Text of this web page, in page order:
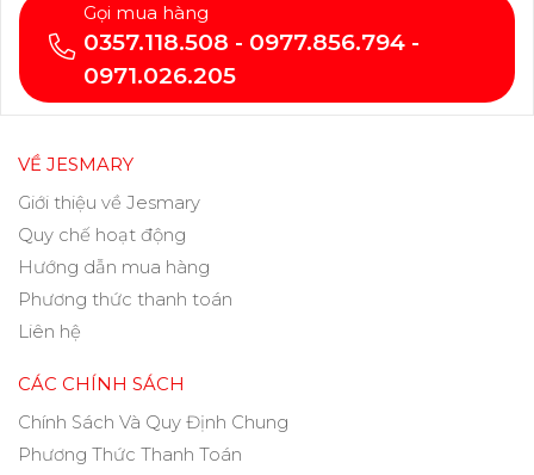
Gọi mua hàng
0357.118.508 - 0977.856.794 -
0971.026.205
VỀ JESMARY
Giới thiệu về Jesmary
Quy chế hoạt động
Hướng dẫn mua hàng
Phương thức thanh toán
Liên hệ
CÁC CHÍNH SÁCH
Chính Sách Và Quy Định Chung
Phương Thức Thanh Toán